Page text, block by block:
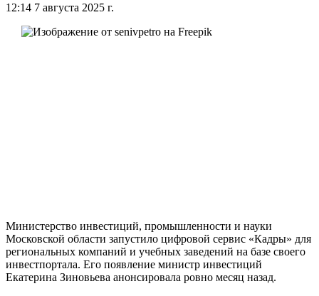
12:14 7 августа 2025 г.
Министерство инвестиций, промышленности и науки
Московской области запустило цифровой сервис «Кадры» для
региональных компаний и учебных заведений на базе своего
инвестпортала. Его появление министр инвестиций
Екатерина Зиновьева анонсировала ровно месяц назад.